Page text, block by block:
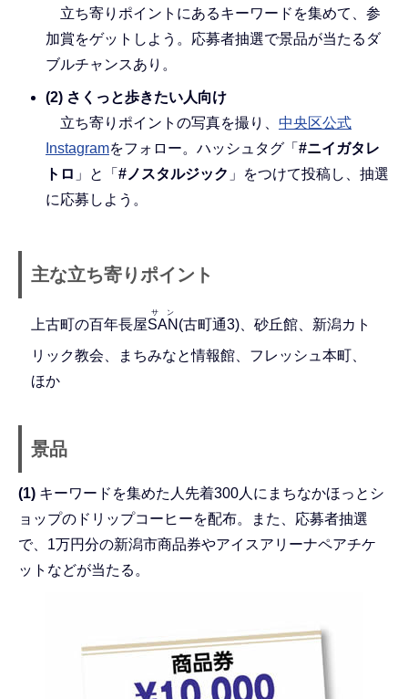
立ち寄りポイントにあるキーワードを集めて、参
加賞をゲットしよう。応募者抽選で景品が当たるダ
ブルチャンスあり。
(2) さくっと歩きたい人向け
立ち寄りポイントの写真を撮り、 中央区公式
Instagramをフォロー。ハッシュタグ「 #ニイガタレ
トロ 」と「 #ノスタルジック 」をつけて投稿し、抽選
に応募しよう。
主な立ち寄りポイント
上古町の百年長屋SAN
サン
(古町通3)、砂丘館、新潟カト
リック教会、まちみなと情報館、フレッシュ本町、
ほか
景品
(1) キーワードを集めた人先着300人にまちなかほっとシ
ョップのドリップコーヒーを配布。また、応募者抽選
で、1万円分の新潟市商品券やアイスアリーナペアチケ
ットなどが当たる。